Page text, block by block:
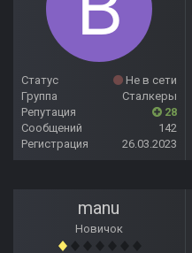
Статус
Не в сети
Группа
Сталкеры
Репутация
28
Сообщений
142
Регистрация
26.03.2023
manu
Новичок